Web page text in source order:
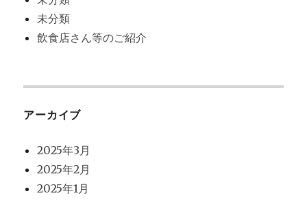
未分類
飲食店さん等のご紹介
アーカイブ
2025年3月
2025年2月
2025年1月